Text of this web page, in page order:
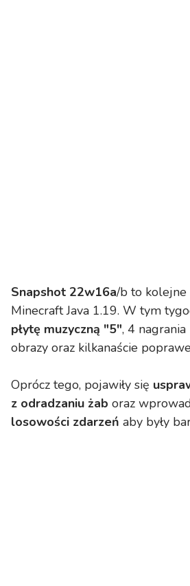
Snapshot 22w16a/b to
Minecraft Java 1.19. W tym
płytę muzyczną "5", 4
obrazy oraz kilkanaście
Oprócz tego, pojawiły się
z odradzaniu żab oraz
losowości zdarzeń aby były